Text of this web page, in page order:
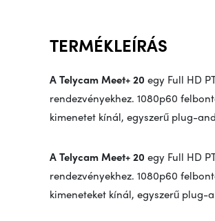
TERMÉKLEÍRÁS
A Telycam Meet+ 20 egy Full HD
rendezvényekhez. 1080p60
kimenetet kínál, egyszerű plug-
A Telycam Meet+ 20 egy Full HD
rendezvényekhez. 1080p60
kimeneteket kínál, egyszerű plug-